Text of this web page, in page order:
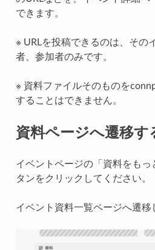
できます。
※ URLを投稿できるのは、その
者、参加者のみです。
※ 資料ファイルそのものを
することはできません。
資料ページへ遷移す
イベントページの「資料をも
タンをクリックしてください。
イベント資料一覧ページへ遷移